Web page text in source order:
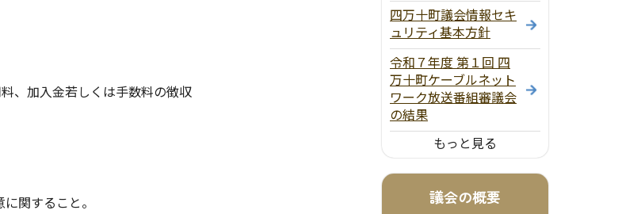
、加入金若しくは手数料の徴収
関すること。
四万十町議会情報セキ
ュリティ基本方針
令和７年度 第１回 四
万十町ケーブルネット
ワーク放送番組審議会
の結果
もっと見る
議会の概要